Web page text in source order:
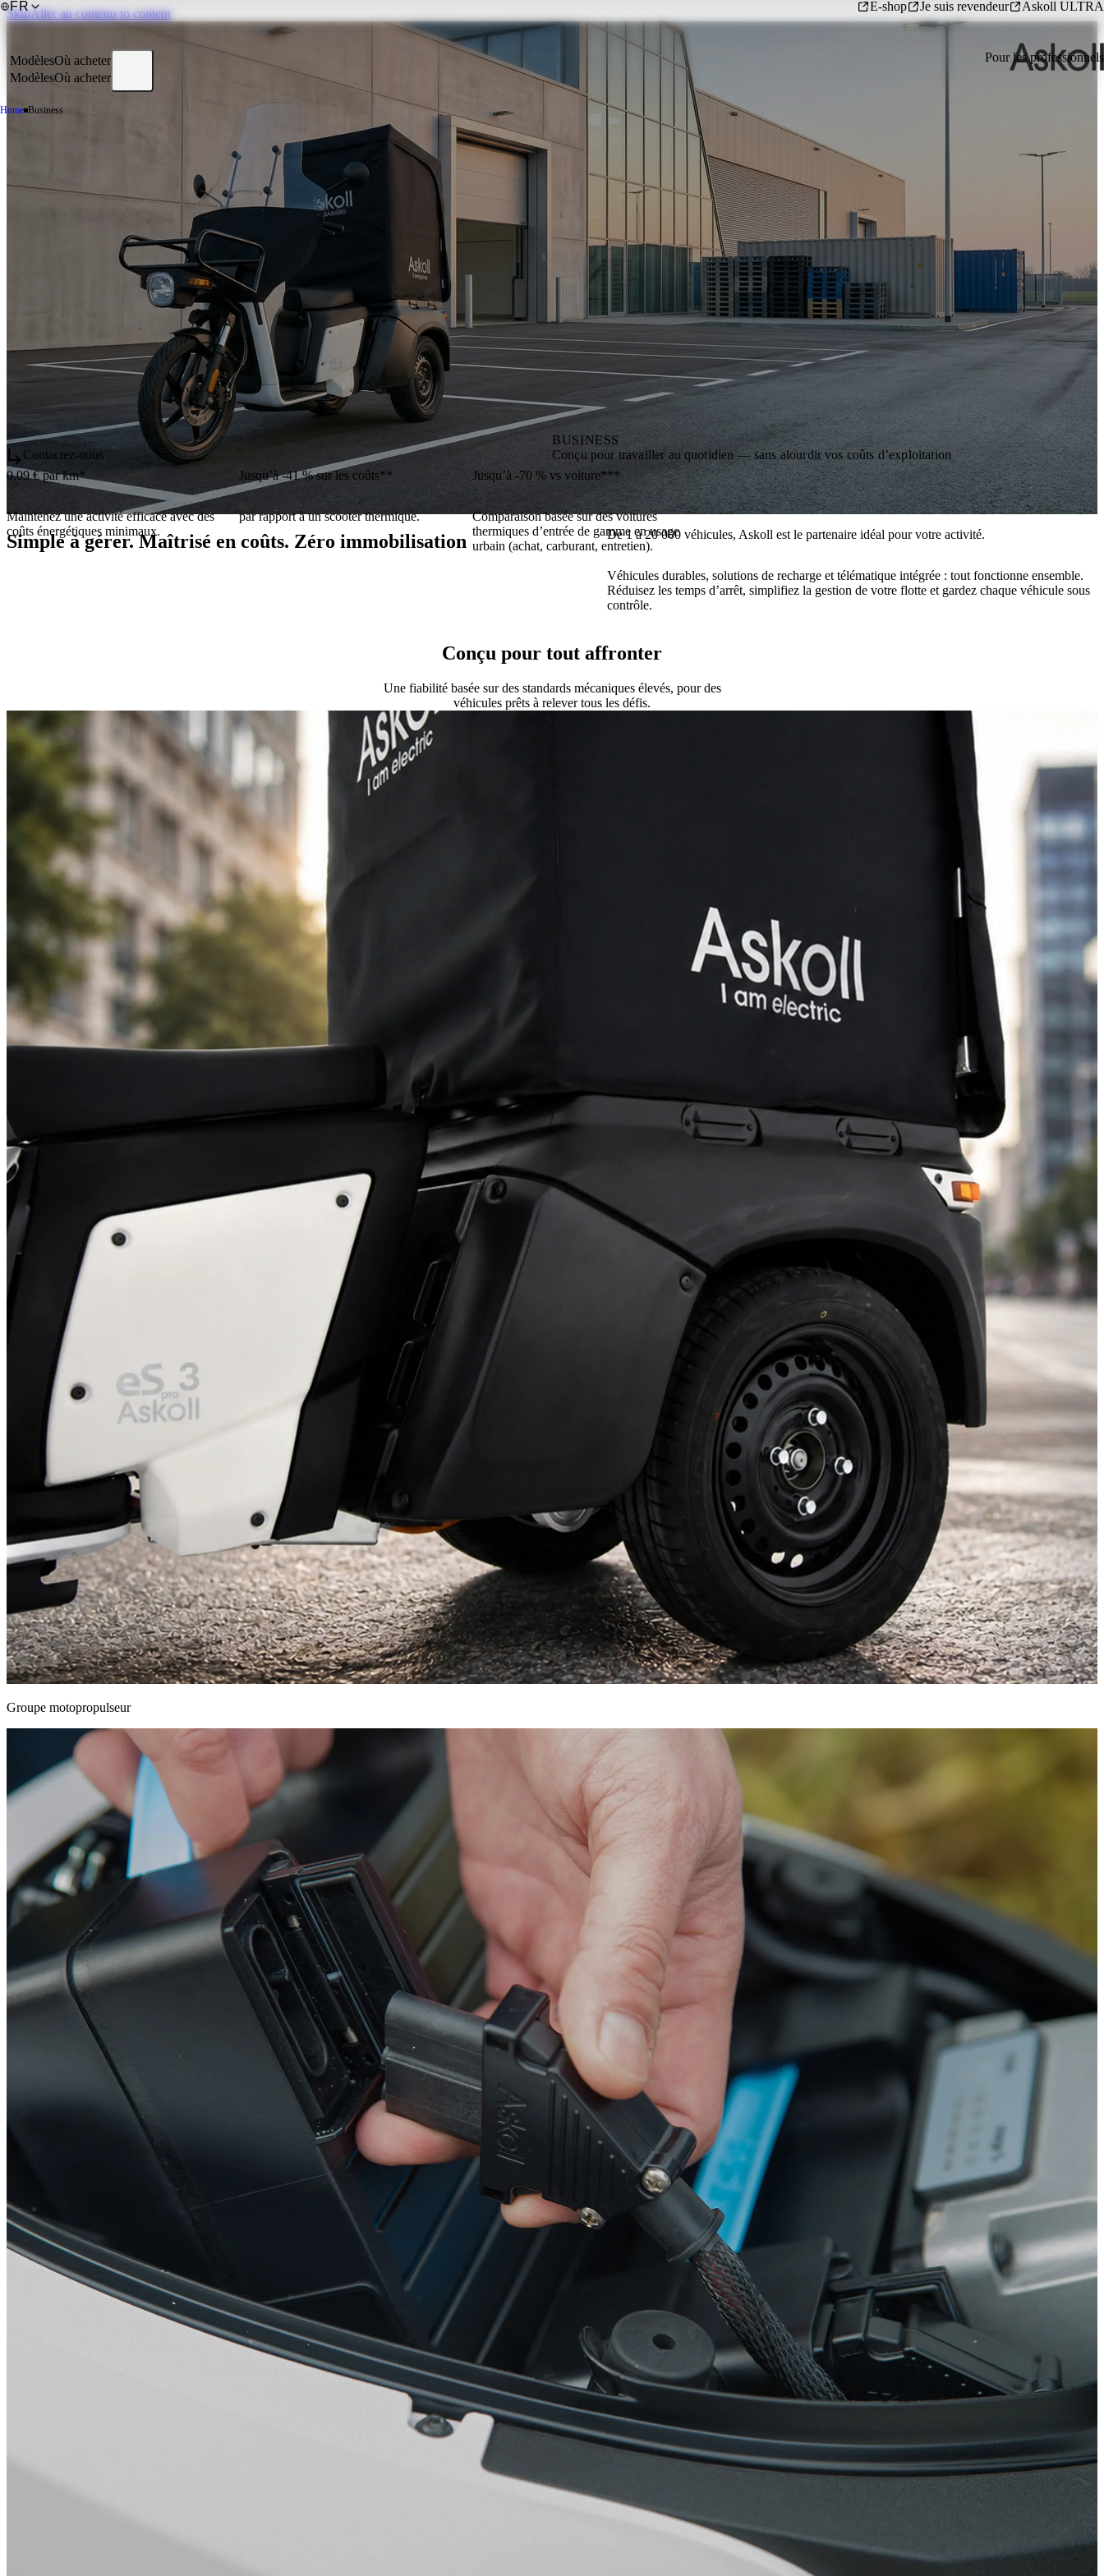
SkipAller au contenu to content
FR E-shop Je suis revendeur Askoll ULTRA
Pour les professionnels
Modèles
Modèles
Où acheter
Où acheter
Home Business
BUSINESS
Contactez-nous
Conçu pour travailler au quotidien — sans alourdir vos coûts d’exploitation
Simple à gérer. Maîtrisé en coûts. Zéro immobilisation De 1 à 20 000 véhicules, Askoll est le partenaire idéal pour votre activité.
Véhicules durables, solutions de recharge et télématique intégrée : tout fonctionne ensemble.
Réduisez les temps d’arrêt, simplifiez la gestion de votre flotte et gardez chaque véhicule sous
contrôle.
Le vrai coût, ce n’est pas le véhicule. C’est tout ce qu’il y a autour.
Optimisez votre coût total de possession (TCO) en réduisant drastiquement les temps
d’arrêt et les coûts de gestion.
0,09 € par km*
Maintenez une activité efficace avec des
coûts énergétiques minimaux.
Jusqu’à -41 % sur les coûts**
par rapport à un scooter thermique.
Jusqu’à -70 % vs voiture***
Comparaison basée sur des voitures
thermiques d’entrée de gamme en usage
urbain (achat, carburant, entretien).
Conçu pour tout affronter
Une fiabilité basée sur des standards mécaniques élevés, pour des
véhicules prêts à relever tous les défis.
Groupe motopropulseur